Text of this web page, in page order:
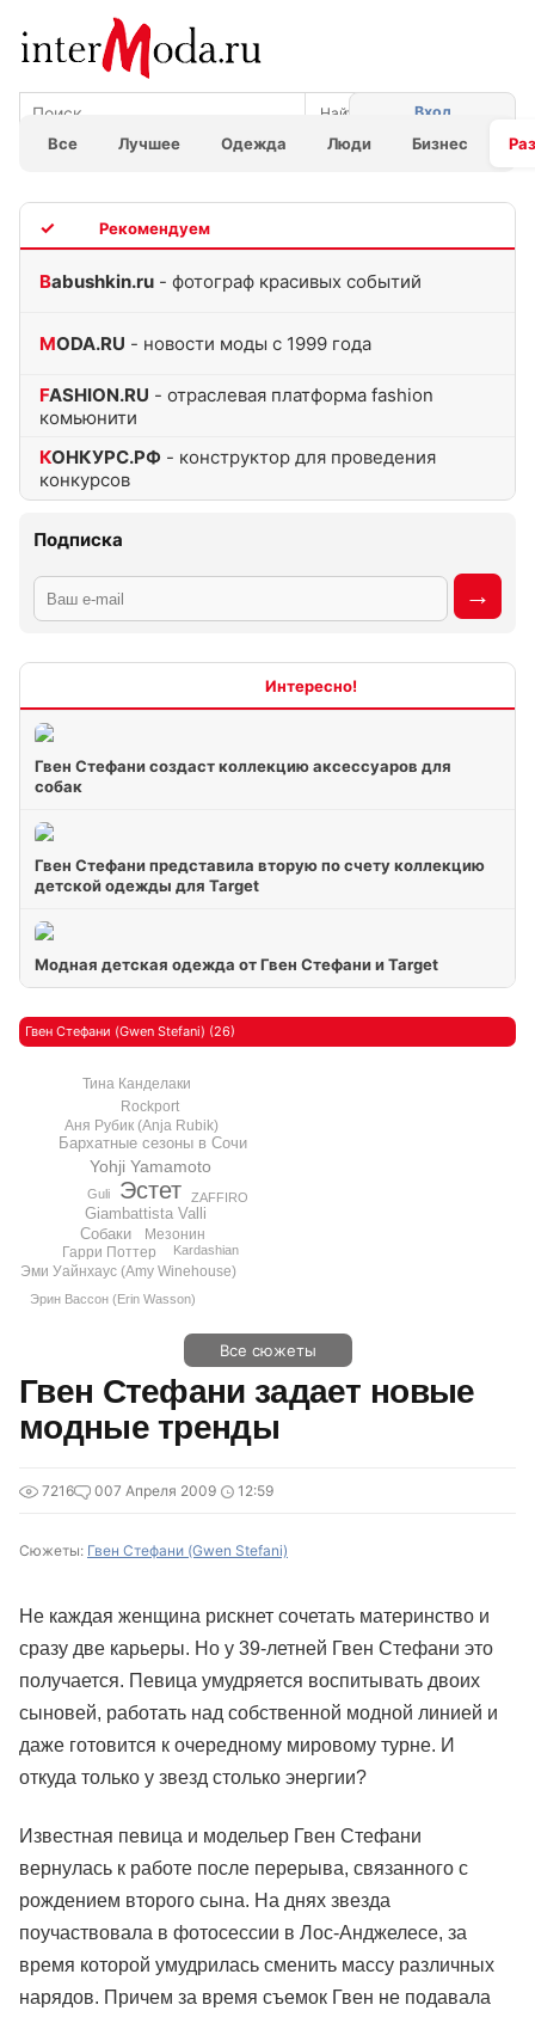
Все Лучшее Одежда Люди Бизнес
Вход
Babushkin.ru - фотограф красивых событий
MODA.RU - новости моды с 1999 года
FASHION.RU - отраслевая платформа fashion
комьюнити
КОНКУРС.РФ - конструктор для проведения
конкурсов
Подписка
Гвен Стефани создаст коллекцию аксессуаров для
собак
Гвен Стефани представила вторую по счету коллекцию
детской одежды для Target
Модная детская одежда от Гвен Стефани и Target
Гвен Стефани (Gwen Stefani) (26)
Эстет
Yohji Yamamoto
Giambattista Valli
Бархатные сезоны в Сочи
Собаки
Аня Рубик (Anja Rubik)
Мезонин
Гарри Поттер
Эми Уайнхаус (Amy Winehouse)
Rockport
Тина Канделаки
Эрин Вассон (Erin Wasson)
Kardashian
Guli ZAFFIRO
Все сюжеты
Гвен Стефани задает новые
модные тренды
7216 007 Апреля 2009 12:59
Сюжеты: Гвен Стефани (Gwen Stefani)
Не каждая женщина рискнет сочетать материнство и
сразу две карьеры. Но у 39-летней Гвен Стефани это
получается. Певица умудряется воспитывать двоих
сыновей, работать над собственной модной линией и
даже готовится к очередному мировому турне. И
откуда только у звезд столько энергии?
Известная певица и модельер Гвен Стефани
вернулась к работе после перерыва, связанного с
рождением второго сына. На днях звезда
поучаствовала в фотосессии в Лос-Анджелесе, за
время которой умудрилась сменить массу различных
нарядов. Причем за время съемок Гвен не подавала